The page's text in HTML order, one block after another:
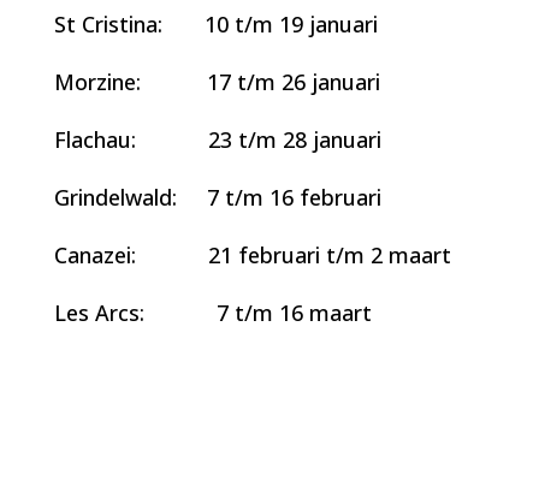
St Cristina: 10 t/m 19 januari
Morzine: 17 t/m 26 januari
Flachau: 23 t/m 28 januari
Grindelwald: 7 t/m 16 februari
Canazei: 21 februari t/m 2 maart
Les Arcs: 7 t/m 16 maart